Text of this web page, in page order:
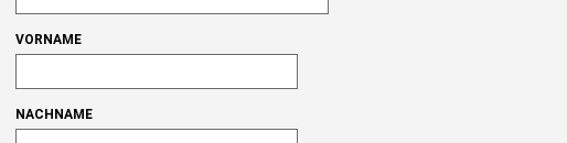
VORNAME
NACHNAME